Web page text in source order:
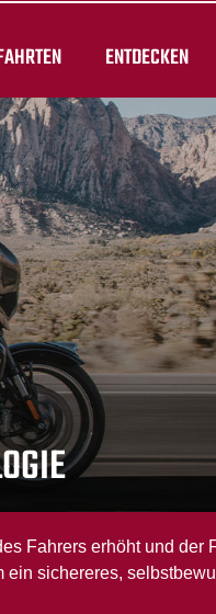
ENTDECKEN
Fahrers erhöht und der
sichereres,